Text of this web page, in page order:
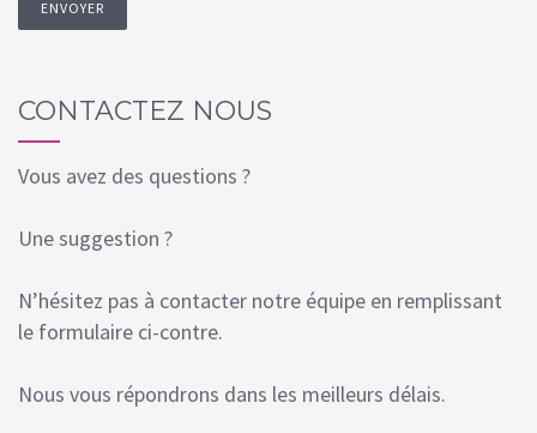
CONTACTEZ NOUS
Vous avez des questions ?
Une suggestion ?
N’hésitez pas à contacter notre équipe en remplissant
le formulaire ci-contre.
Nous vous répondrons dans les meilleurs délais.